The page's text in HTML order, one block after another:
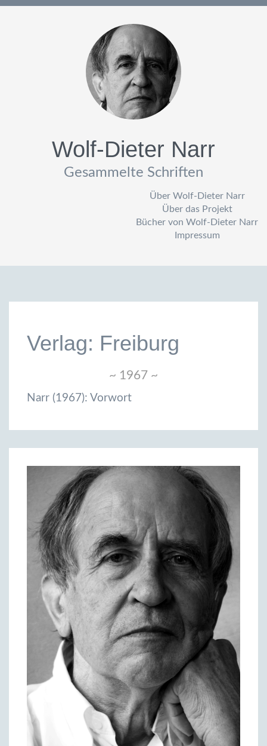
Wolf-Dieter Narr
Gesammelte Schriften
Über Wolf-Dieter Narr
Über das Projekt
Bücher von Wolf-Dieter Narr
Impressum
Verlag: Freiburg
~ 1967 ~
Narr (1967): Vorwort